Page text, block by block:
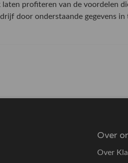
profiteren van de voordelen
door onderstaande gegevens in
Over
Over